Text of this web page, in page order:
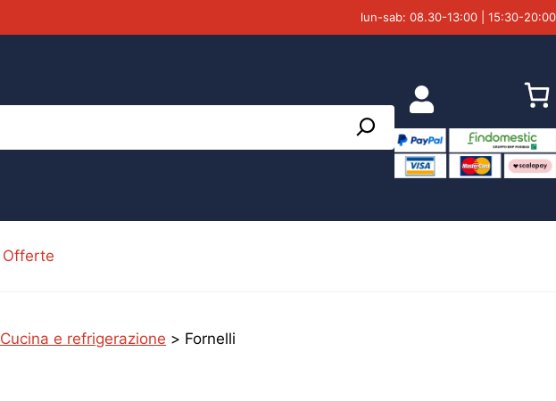
lun-sab: 08.30-13:00 | 15:30-20:00
Offerte
Cucina e refrigerazione > Fornelli